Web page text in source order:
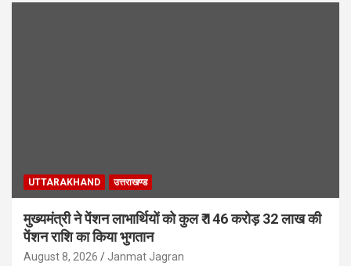
UTTARAKHAND उत्तराखण्ड
मुख्यमंत्री ने पेंशन लाभार्थियों को कुल ₹ 146 करोड़ 32 लाख की
पेंशन राशि का किया भुगतान
August 8, 2026 Janmat Jagran